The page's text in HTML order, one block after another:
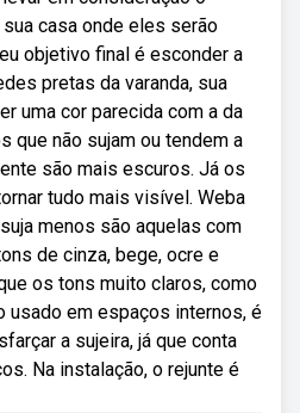
casa onde eles serão
objetivo final é esconder a
pretas da varanda, sua
uma cor parecida com a da
que não sujam ou tendem a
são mais escuros. Já os
tudo mais visível. Weba
menos são aquelas com
de cinza, bege, ocre e
os tons muito claros, como
usado em espaços internos, é
a sujeira, já que conta
Na instalação, o rejunte é